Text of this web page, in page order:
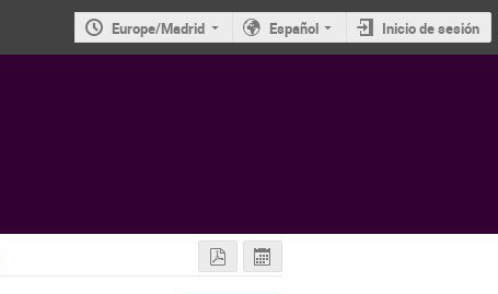
Europe/Madrid Español Inicio de sesión